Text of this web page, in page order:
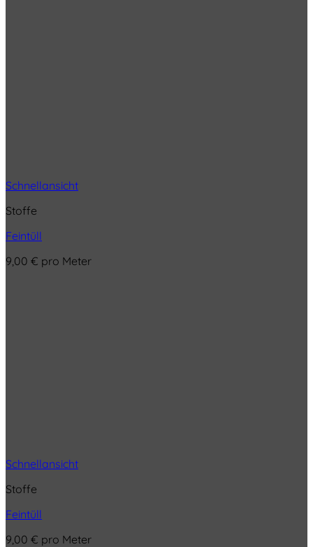
Schnellansicht
Stoffe
Feintüll
9,00 € pro Meter
Schnellansicht
Stoffe
Feintüll
9,00 € pro Meter